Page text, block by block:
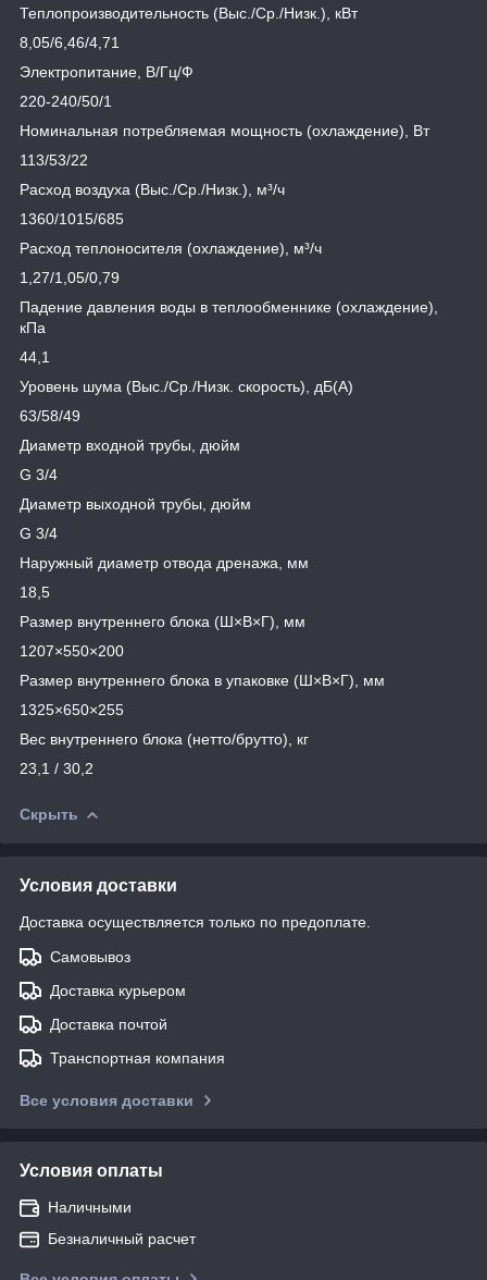
Теплопроизводительность (Выс./Ср./Низк.), кВт
8,05/6,46/4,71
Электропитание, В/Гц/Ф
220-240/50/1
Номинальная потребляемая мощность (охлаждение), Вт
113/53/22
Расход воздуха (Выс./Ср./Низк.), м³/ч
1360/1015/685
Расход теплоносителя (охлаждение), м³/ч
1,27/1,05/0,79
Падение давления воды в теплообменнике (охлаждение),
кПа
44,1
Уровень шума (Выс./Ср./Низк. скорость), дБ(А)
63/58/49
Диаметр входной трубы, дюйм
G 3/4
Диаметр выходной трубы, дюйм
G 3/4
Наружный диаметр отвода дренажа, мм
18,5
Размер внутреннего блока (Ш×В×Г), мм
1207×550×200
Размер внутреннего блока в упаковке (Ш×В×Г), мм
1325×650×255
Вес внутреннего блока (нетто/брутто), кг
23,1 / 30,2
Скрыть
Условия доставки
Доставка осуществляется только по предоплате.
Самовывоз
Доставка курьером
Доставка почтой
Транспортная компания
Все условия доставки
Условия оплаты
Наличными
Безналичный расчет